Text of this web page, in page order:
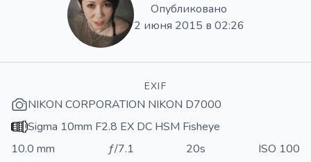
Опубликовано
2 июня 2015 в 02:26
EXIF
NIKON CORPORATION NIKON D7000
Sigma 10mm F2.8 EX DC HSM Fisheye
10.0 mm
ƒ/7.1 20s
ISO 100